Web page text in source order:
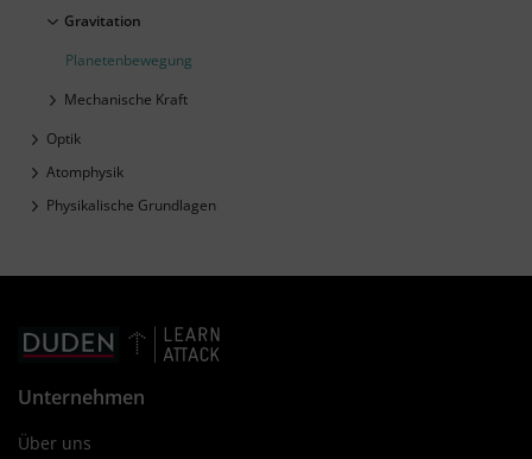
Gravitation
Planetenbewegung
Mechanische Kraft
Optik
Atomphysik
Physikalische Grundlagen
Unternehmen
Über uns